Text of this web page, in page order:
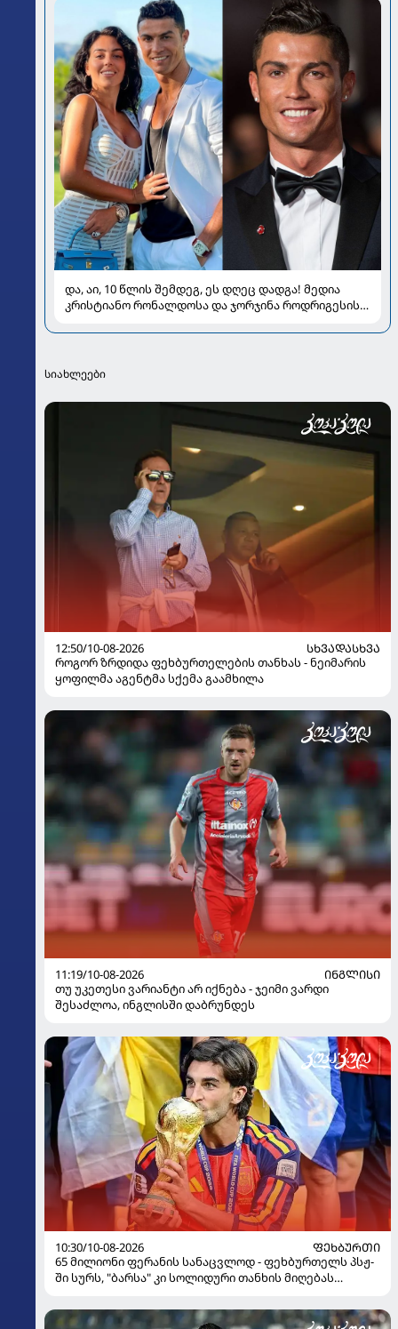
და, აი, 10 წლის შემდეგ, ეს დღეც დადგა! მედია
კრისტიანო რონალდოსა და ჯორჯინა როდრიგესის
სიახლეები
12:50/10-08-2026
ᲡᲮᲕᲐᲓᲐᲡᲮᲕᲐ
როგორ ზრდიდა ფეხბურთელების თანხას - ნეიმარის
ყოფილმა აგენტმა სქემა გაამხილა
11:19/10-08-2026
ᲘᲜᲒᲚᲘᲡᲘ
თუ უკეთესი ვარიანტი არ იქნება - ჯეიმი ვარდი
შესაძლოა, ინგლისში დაბრუნდეს
10:30/10-08-2026
ᲤᲔᲮᲑᲣᲠᲗᲘ
65 მილიონი ფერანის სანაცვლოდ - ფეხბურთელს პსჟ-
ში სურს, "ბარსა" კი სოლიდური თანხის მიღებას